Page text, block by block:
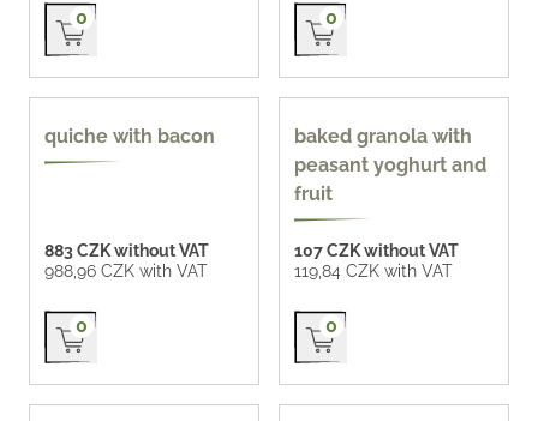
Přidat do košíku
0 Přidat do košíku
0
quiche with bacon
883 CZK without VAT
988,96 CZK with VAT
Přidat do košíku
0
400 ml
baked granola with
peasant yoghurt and
fruit
107 CZK without VAT
119,84 CZK with VAT
Přidat do košíku
0